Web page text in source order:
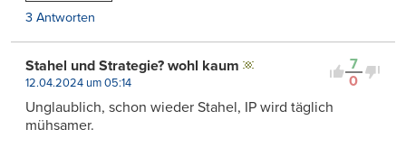
3 Antworten
7
0
Stahel und Strategie? wohl kaum
12.04.2024 um 05:14
Unglaublich, schon wieder Stahel, IP wird täglich
mühsamer.